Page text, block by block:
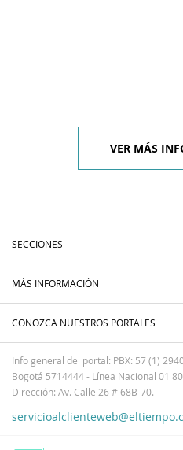
VER MÁS
SECCIONES
MÁS INFORMACIÓN
CONOZCA NUESTROS PORTALES
Info general del portal: PBX: 57 (1)
Bogotá 5714444 - Línea Nacional 01
Dirección: Av. Calle 26 # 68B-70.